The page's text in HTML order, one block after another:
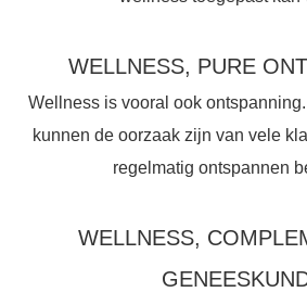
WELLNESS, PURE
Wellness is vooral ook
kunnen de oorzaak zijn van vele
regelmatig ontspannen
WELLNESS,